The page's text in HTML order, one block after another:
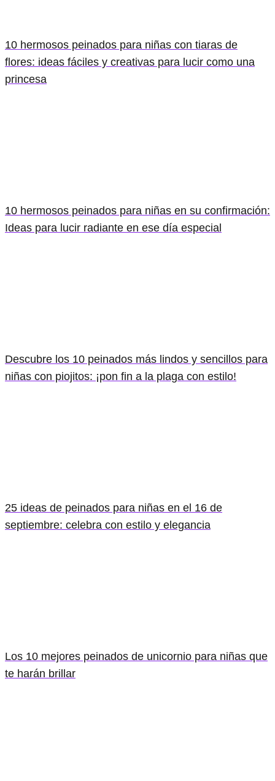
10 hermosos peinados para niñas con tiaras de
flores: ideas fáciles y creativas para lucir como una
princesa
10 hermosos peinados para niñas en su confirmación:
Ideas para lucir radiante en ese día especial
Descubre los 10 peinados más lindos y sencillos para
niñas con piojitos: ¡pon fin a la plaga con estilo!
25 ideas de peinados para niñas en el 16 de
septiembre: celebra con estilo y elegancia
Los 10 mejores peinados de unicornio para niñas que
te harán brillar